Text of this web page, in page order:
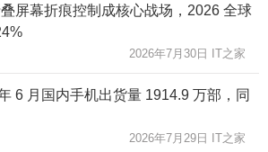
屏幕折痕控制成核心战场，2026 全球
2026年7月30日 IT之家
6 月国内手机出货量 1914.9 万部，同
2026年7月29日 IT之家